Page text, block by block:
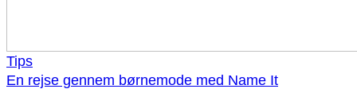
Tips
En rejse gennem børnemode med Name It